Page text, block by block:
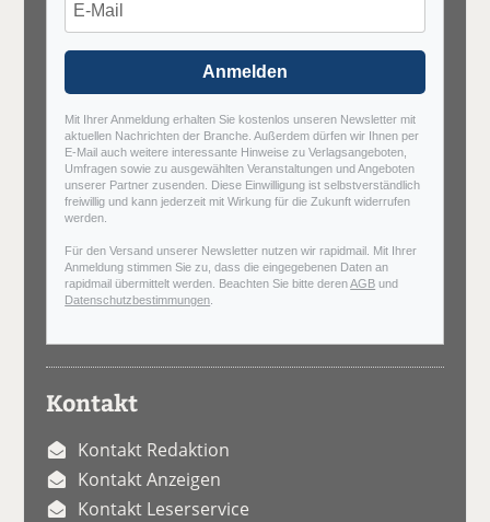
Anmelden
Mit Ihrer Anmeldung erhalten Sie kostenlos unseren Newsletter mit
aktuellen Nachrichten der Branche. Außerdem dürfen wir Ihnen per
E-Mail auch weitere interessante Hinweise zu Verlagsangeboten,
Umfragen sowie zu ausgewählten Veranstaltungen und Angeboten
unserer Partner zusenden. Diese Einwilligung ist selbstverständlich
freiwillig und kann jederzeit mit Wirkung für die Zukunft widerrufen
werden.
Für den Versand unserer Newsletter nutzen wir rapidmail. Mit Ihrer
Anmeldung stimmen Sie zu, dass die eingegebenen Daten an
rapidmail übermittelt werden. Beachten Sie bitte derenAGB und
Datenschutzbestimmungen
Kontakt
Kontakt Redaktion
Kontakt Anzeigen
Kontakt Leserservice